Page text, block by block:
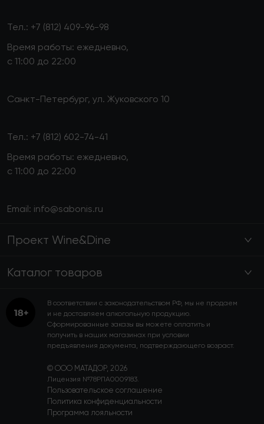
Тел.: +7 (812) 409-96-98
Время работы: ежедневно,
с 11:00 до 22:00
Санкт-Петербург, ул. Жуковского 10
Тел.: +7 (812) 602-74-41
Время работы: ежедневно,
с 11:00 до 22:00
Email: info@sabonis.ru
Проект Wine&Dine
Каталог товаров
© ООО МАТАДОР, 2026
Лицензия №78РПА0009183.
Пользовательское соглашение
Политика конфиденциальности
Программа лояльности
В соответствии с законодательством РФ, мы не продаем
и не доставляем алкогольную продукцию.
Сформированные заказы вы можете оплатить и
получить в наших магазинах при условии
предъявления документа, подтверждающего возраст.